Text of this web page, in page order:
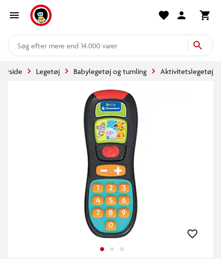
mere end 14.000 varer
Legetøj Babylegetøj og tumling Aktivitetslegetøj